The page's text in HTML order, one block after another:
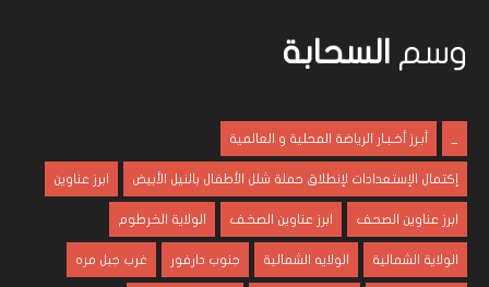
وسم السحابة
أبـرز أخـبـار الرياضة المحلية و العالمية
إكتمال الإستعدادات لإنطلاق حملة شلل الأطفال بالنيل الأبيض ابرز عناوين
ابرز عناوين الصحف ابرز عناوين الصخف الولاية الخرطوم
الولاية الشمالية الولايه الشمالية جنوب دارفور غرب جبل مره